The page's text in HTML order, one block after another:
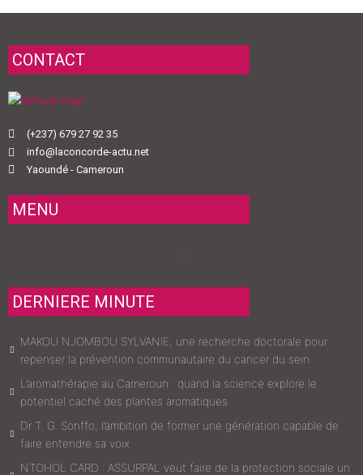
CONTACT
(+237) 679 27 92 35
info@laconcorde-actu.net
Yaoundé - Cameroun
MENU
DERNIERE MINUTE
MAKOU NJOMBOU SYLVANIE, une recherche doctorale pour
repenser la prévention communautaire du cancer du sein
L’aromathérapie au Cameroun : quand la science explore le
potentiel caché des plantes aromatiques
Dr T. G. Sonffo, l’ambition de former une génération capable de
faire entendre sa voix
NTOHOL CARD : ASSURPAL veut faire de la protection sociale un